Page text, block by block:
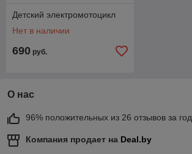
Детский электромотоцикл
Нет в наличии
690 руб.
О нас
96% положительных из 26 отзывов за год
Компания продает на Deal.by